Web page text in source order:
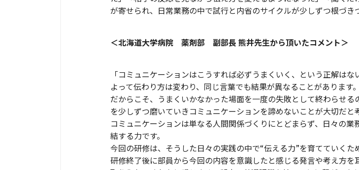
が寄せられ、日常業務の中で試行と内省のサイクルが少しずつ根づき
＜北海道大学病院 薬剤部 副部長 熊井先生から頂いたコメント＞
「コミュニケーションはこうすれば必ずうまくいく、という正解は
よって伝わり方は変わり、同じ言葉でも結果が異なることがあります。
だからこそ、うまくいかなかった場面を一度の失敗として終わらせ
を少しずつ磨いていきコミュニケーションを諦めないことが大切だと
コミュニケーションは単なる人間関係づくりにとどまらず、日々の
結する力です。
今回の研修は、そうした日々の実践の中で“伝える力”を育てていくた
研修終了後に部員から今回の内容を意識したと感じる発言や考え方